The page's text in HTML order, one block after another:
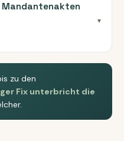
▾
zu den
Fix unterbricht die